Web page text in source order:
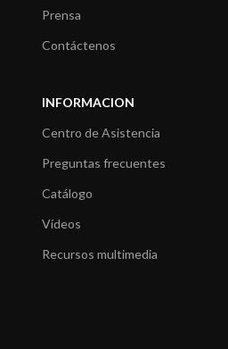
Prensa
Contáctenos
INFORMACION
Centro de Asistencia
Preguntas frecuentes
Catálogo
Vídeos
Recursos multimedia